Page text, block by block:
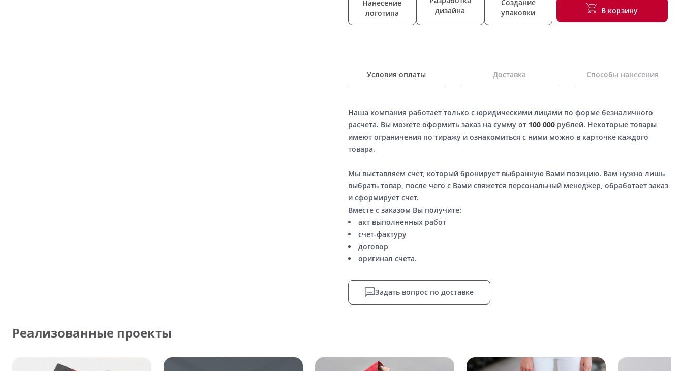
Нанесение
логотипа
дизайна
Создание
упаковки
В корзину
Условия оплаты Доставка Способы нанесения
Наша компания работает только с юридическими лицами по форме безналичного
расчета. Вы можете оформить заказ на сумму от 100 000рублей. Некоторые товары
имеют ограничения по тиражу и ознакомиться с ними можно в карточке каждого
товара.
Мы выставляем счет, который бронирует выбранную Вами позицию. Вам нужно лишь
выбрать товар, после чего с Вами свяжется персональный менеджер, обработает заказ
и сформирует счет.
Вместе с заказом Вы получите:
акт выполненных работ
счет-фактуру
договор
оригинал счета.
Задать вопрос по доставке
Реализованные проекты